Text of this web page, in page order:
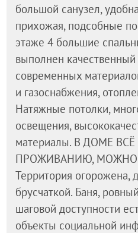
большой санузел,
прихожая, подсобные
этаже 4 большие
выполнен
современных
и газоснабжения,
Натяжные потолки,
освещения,
материалы. В ДОМЕ
ПРОЖИВАНИЮ, МОЖНО
Территория огорожена,
брусчаткой. Баня,
шаговой доступности
объекты социальной